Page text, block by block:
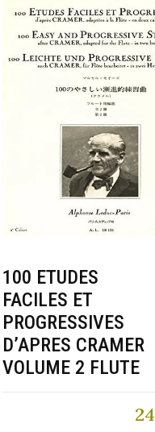
100 ETUDES
FACILES ET
PROGRESSIVES
D’APRES CRAMER
VOLUME 2 FLUTE